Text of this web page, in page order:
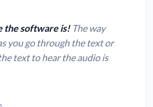
the software is!The way
you go through the text or
text to hear the audio is